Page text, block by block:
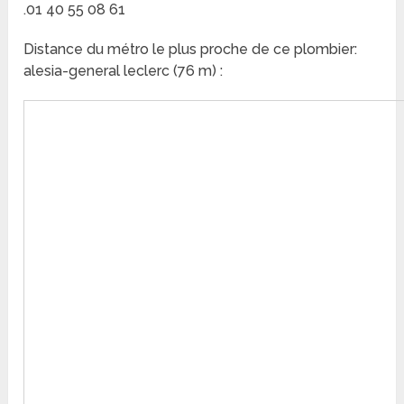
.01 40 55 08 61
Distance du métro le plus proche de ce plombier:
alesia-general leclerc (76 m) :